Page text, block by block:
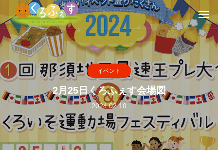
イベント
2月25日くろふぇす会場図
2024.02.10